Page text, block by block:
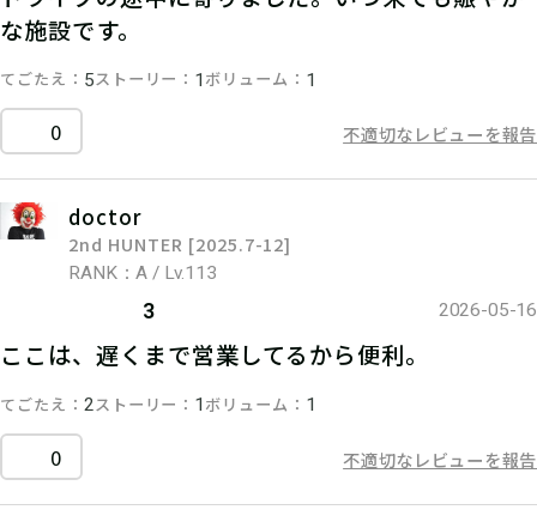
な施設です。
てごたえ 5ストーリー 1 ボリューム 1
0 不適切なレビューを報告
doctor
2nd HUNTER [2025.7-12]
RANK：A / Lv.113
3 2026-05-16
ここは、遅くまで営業してるから便利。
てごたえ 2ストーリー 1 ボリューム 1
0 不適切なレビューを報告